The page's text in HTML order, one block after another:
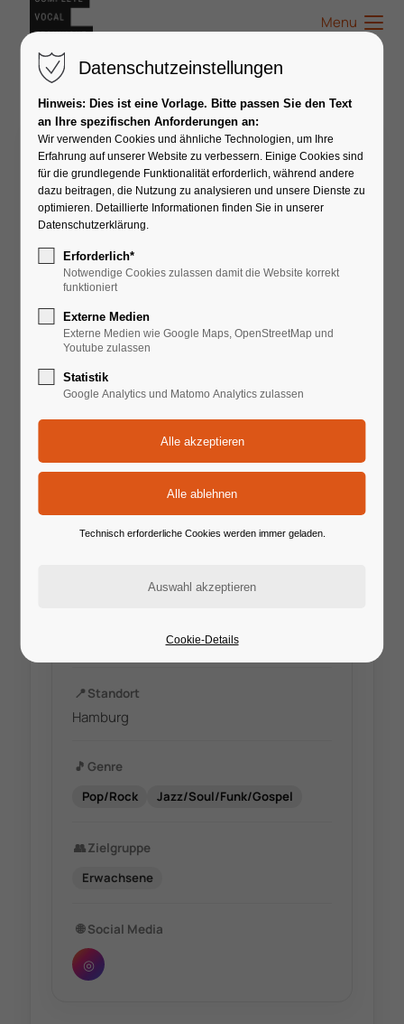
Menu
Birte Villnow
mail@birtevillnow.de
📍 Standort
Hamburg
🎵 Genre
Pop/Rock
Jazz/Soul/Funk/Gospel
👥Zielgruppe
Erwachsene
🌐 Social Media
◎
Datenschutzeinstellungen
Hinweis: Dies ist eine Vorlage. Bitte passen Sie den Text
an Ihre spezifischen Anforderungen an:
Wir verwenden Cookies und ähnliche Technologien, um Ihre
Erfahrung auf unserer Website zu verbessern. Einige Cookies sind
für die grundlegende Funktionalität erforderlich, während andere
dazu beitragen, die Nutzung zu analysieren und unsere Dienste zu
optimieren. Detaillierte Informationen finden Sie in unserer
Datenschutzerklärung.
Erforderlich*
Notwendige Cookies zulassen damit die Website korrekt
funktioniert
Externe Medien
Externe Medien wie Google Maps, OpenStreetMap und
Youtube zulassen
Statistik
Google Analytics und Matomo Analytics zulassen
Technisch erforderliche Cookies werden immer geladen.
Cookie-Details